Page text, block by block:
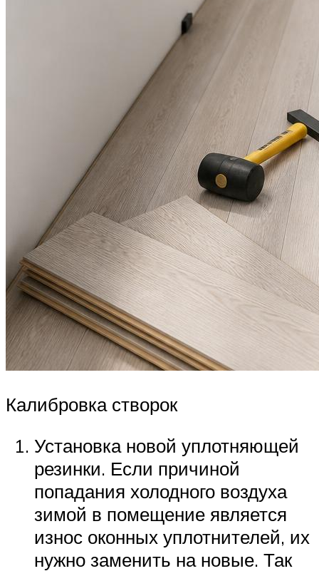
Калибровка створок
Установка новой уплотняющей
резинки. Если причиной
попадания холодного воздуха
зимой в помещение является
износ оконных уплотнителей, их
нужно заменить на новые. Так